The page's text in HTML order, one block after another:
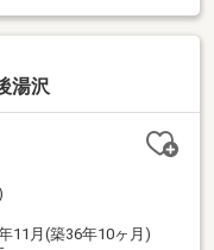
湯沢
11月(築36年10ヶ月)